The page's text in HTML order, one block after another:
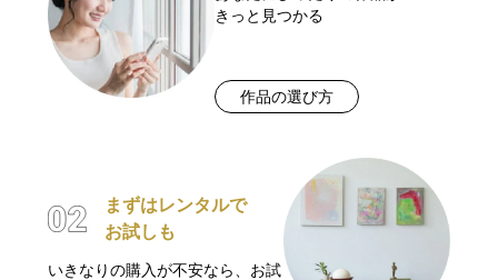
きっと見つかる
作品の選び方
まずはレンタルで
お試しも
いきなりの購入が不安なら、お試